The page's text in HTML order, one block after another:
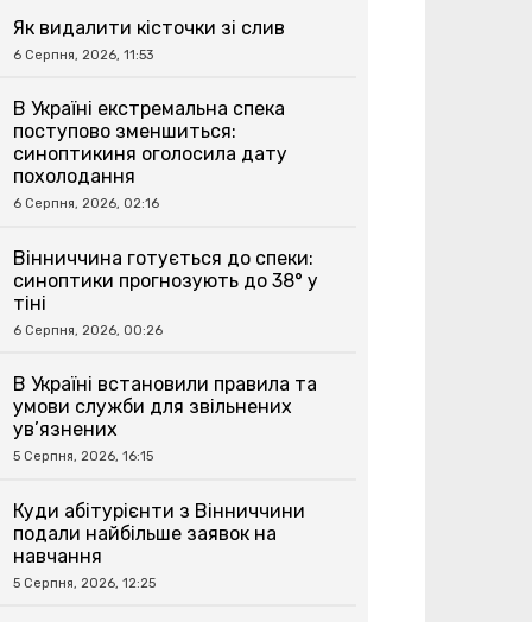
Як видалити кісточки зі слив
6 Серпня, 2026, 11:53
В Україні екстремальна спека
поступово зменшиться:
синоптикиня оголосила дату
похолодання
6 Серпня, 2026, 02:16
Вінниччина готується до спеки:
синоптики прогнозують до 38° у
тіні
6 Серпня, 2026, 00:26
В Україні встановили правила та
умови служби для звільнених
ув’язнених
5 Серпня, 2026, 16:15
Куди абітурієнти з Вінниччини
подали найбільше заявок на
навчання
5 Серпня, 2026, 12:25